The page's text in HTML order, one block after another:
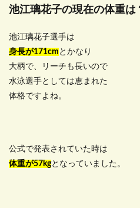
池江璃花子の現在の体重は
池江璃花子選手は
身長が171cm とかなり
大柄で、リーチも長いので
水泳選手としては恵まれた
体格ですよね。
公式で発表されていた時は
体重が57kgとなっていました。